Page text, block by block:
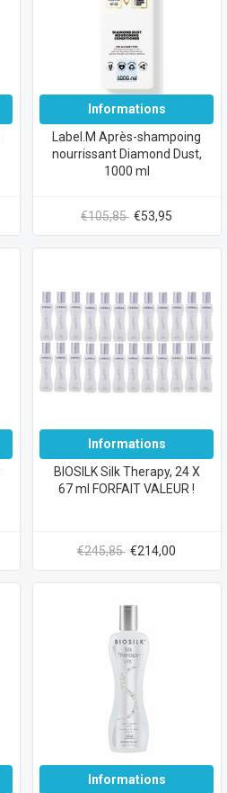
Informations
Label.M Après-shampoing
nourrissant Diamond Dust,
1000 ml
€105,85 €53,95
Informations
BIOSILK Silk Therapy, 24 X
67 ml FORFAIT VALEUR !
€245,85 €214,00
Informations